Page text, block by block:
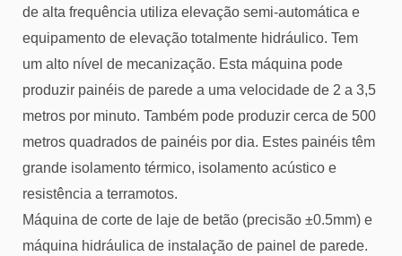
de alta frequência utiliza elevação semi-automática e
equipamento de elevação totalmente hidráulico. Tem
um alto nível de mecanização. Esta máquina pode
produzir painéis de parede a uma velocidade de 2 a 3,5
metros por minuto. Também pode produzir cerca de 500
metros quadrados de painéis por dia. Estes painéis têm
grande isolamento térmico, isolamento acústico e
resistência a terramotos.
Máquina de corte de laje de betão (precisão ±0.5mm) e
máquina hidráulica de instalação de painel de parede.